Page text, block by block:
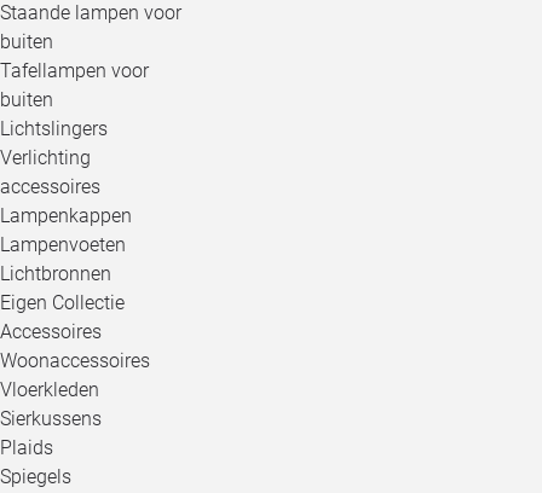
Staande lampen voor
buiten
Tafellampen voor
buiten
Lichtslingers
Verlichting
accessoires
Lampenkappen
Lampenvoeten
Lichtbronnen
Eigen Collectie
Accessoires
Woonaccessoires
Vloerkleden
Sierkussens
Plaids
Spiegels